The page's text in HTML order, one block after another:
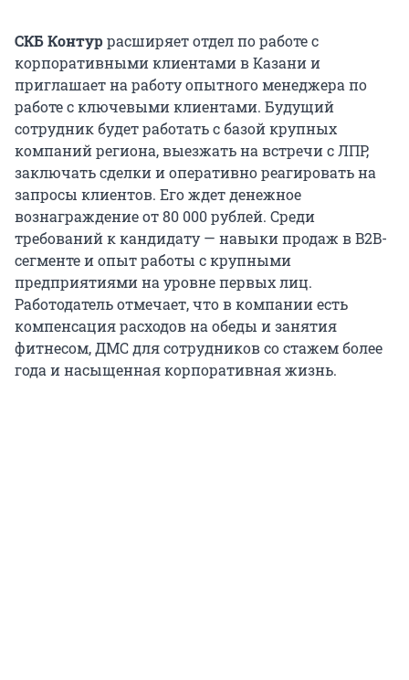
СКБ Контуррасширяет отдел по работе с
корпоративными клиентами в Казани и
приглашает на работу опытного менеджера по
работе с ключевыми клиентами. Будущий
сотрудник будет работать с базой крупных
компаний региона, выезжать на встречи с ЛПР,
заключать сделки и оперативно реагировать на
запросы клиентов. Его ждет денежное
вознаграждение от 80 000 рублей. Среди
требований к кандидату — навыки продаж в B2B-
сегменте и опыт работы с крупными
предприятиями на уровне первых лиц.
Работодатель отмечает, что в компании есть
компенсация расходов на обеды и занятия
фитнесом, ДМС для сотрудников со стажем более
года и насыщенная корпоративная жизнь.